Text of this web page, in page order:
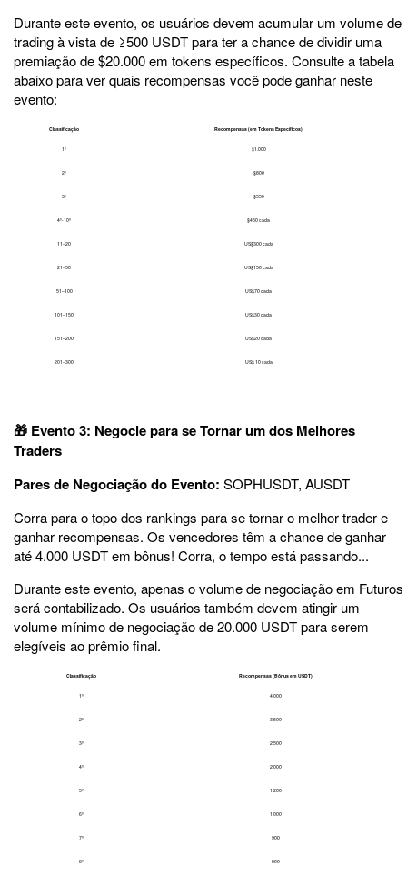
Durante este evento, os usuários devem acumular um volume de
trading à vista de ≥500 USDT para ter a chance de dividir uma
premiação de $20.000 em tokens específicos. Consulte a tabela
abaixo para ver quais recompensas você pode ganhar neste
evento:
Classificação Recompensas (em Tokens Específicos)
1º $1.000
2º $800
3º $550
4º-10º $450 cada
11–20 US$300 cada
21–50 US$150 cada
51–100 US$70 cada
101–150 US$30 cada
151–200 US$20 cada
201–300 US$ 10 cada
🎁 Evento 3: Negocie para se Tornar um dos Melhores
Traders
Pares de Negociação do Evento: SOPHUSDT, AUSDT
Corra para o topo dos rankings para se tornar o melhor trader e
ganhar recompensas. Os vencedores têm a chance de ganhar
até 4.000 USDT em bônus! Corra, o tempo está passando...
Durante este evento, apenas o volume de negociação em Futuros
será contabilizado. Os usuários também devem atingir um
volume mínimo de negociação de 20.000 USDT para serem
elegíveis ao prêmio final.
Classificação Recompensas (Bônus em USDT)
1º 4.000
2º 3.500
3º 2.500
4º 2.000
5º 1.200
6º 1.000
7º 900
8º 800